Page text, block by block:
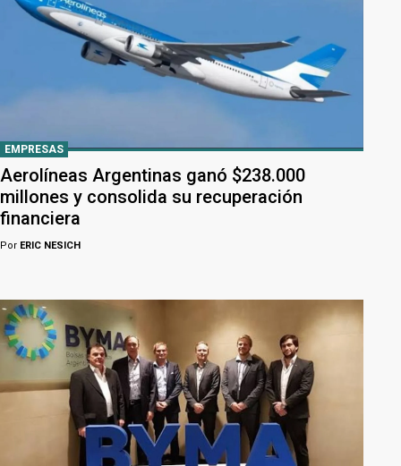
EMPRESAS
Aerolíneas Argentinas ganó $238.000
millones y consolida su recuperación
financiera
Por ERIC NESICH